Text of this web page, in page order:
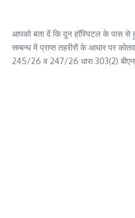
आपको बता दें कि दून हॉस्पिटल के पास
सम्बन्ध में प्राप्त तहरीरों के आधार पर
245/26 व 247/26 धारा 303(2)